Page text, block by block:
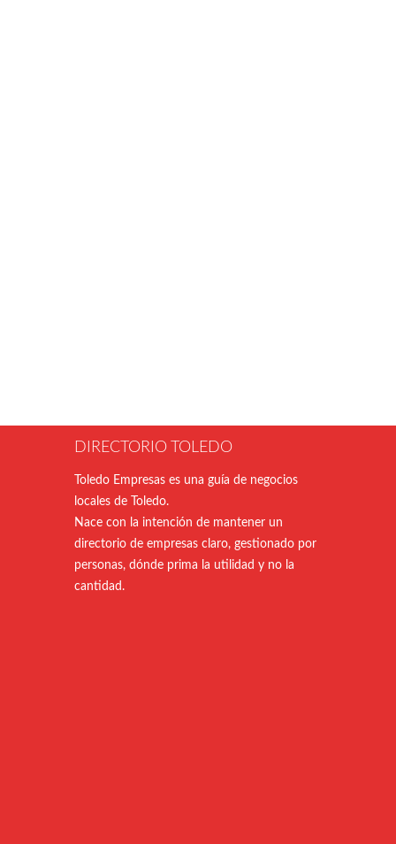
DIRECTORIO TOLEDO
Toledo Empresas es una guía de negocios
locales de Toledo.
Nace con la intención de mantener un
directorio de empresas claro, gestionado por
personas, dónde prima la utilidad y no la
cantidad.